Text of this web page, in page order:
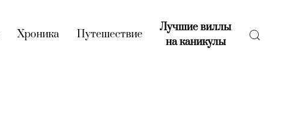
(current)
Хроника (current)
Путешествие(current)
Лучшие виллы
на каникулы(current)